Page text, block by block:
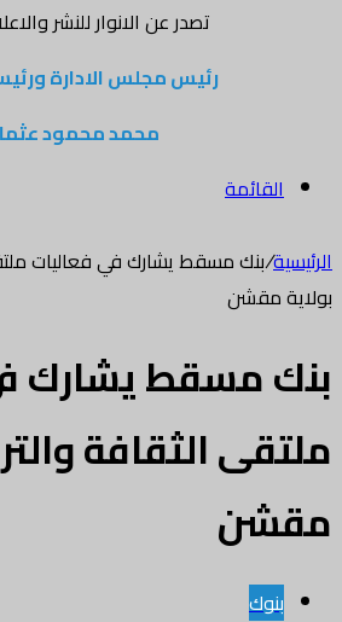
تصدر عن الانوار للنشر
رئيس مجلس الادارة
محمد محمود
القائمة
الرئيسية/بنك مسقط يشارك في فعاليات
بولاية مقشن
بنك مسقط يشارك
ملتقى الثقافة
مقشن
بنوك